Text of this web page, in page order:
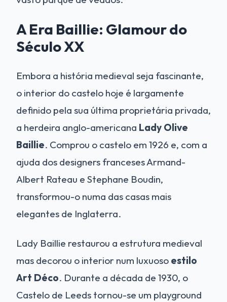
A Era Baillie: Glamour do
Século XX
Embora a história medieval seja fascinante,
o interior do castelo hoje é largamente
definido pela sua última proprietária privada,
a herdeira anglo-americana Lady Olive
Baillie. Comprou o castelo em 1926 e, com a
ajuda dos designers franceses Armand-
Albert Rateau e Stephane Boudin,
transformou-o numa das casas mais
elegantes de Inglaterra.
Lady Baillie restaurou a estrutura medieval
mas decorou o interior num luxuoso estilo
Art Déco. Durante a década de 1930, o
Castelo de Leeds tornou-se um playground